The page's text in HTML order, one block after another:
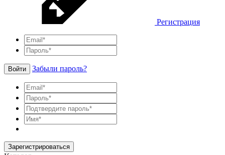
Регистрация
Войти Забыли пароль?
Зарегистрироваться